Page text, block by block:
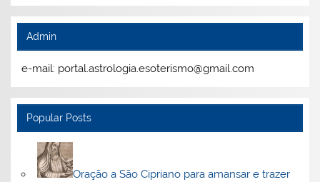
Admin
e-mail: portal.astrologia.esoterismo@gmail.com
Popular Posts
Oração a São Cipriano para amansar e trazer